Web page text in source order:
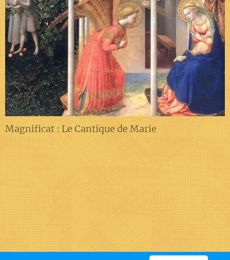
Magnificat : Le Cantique de Marie